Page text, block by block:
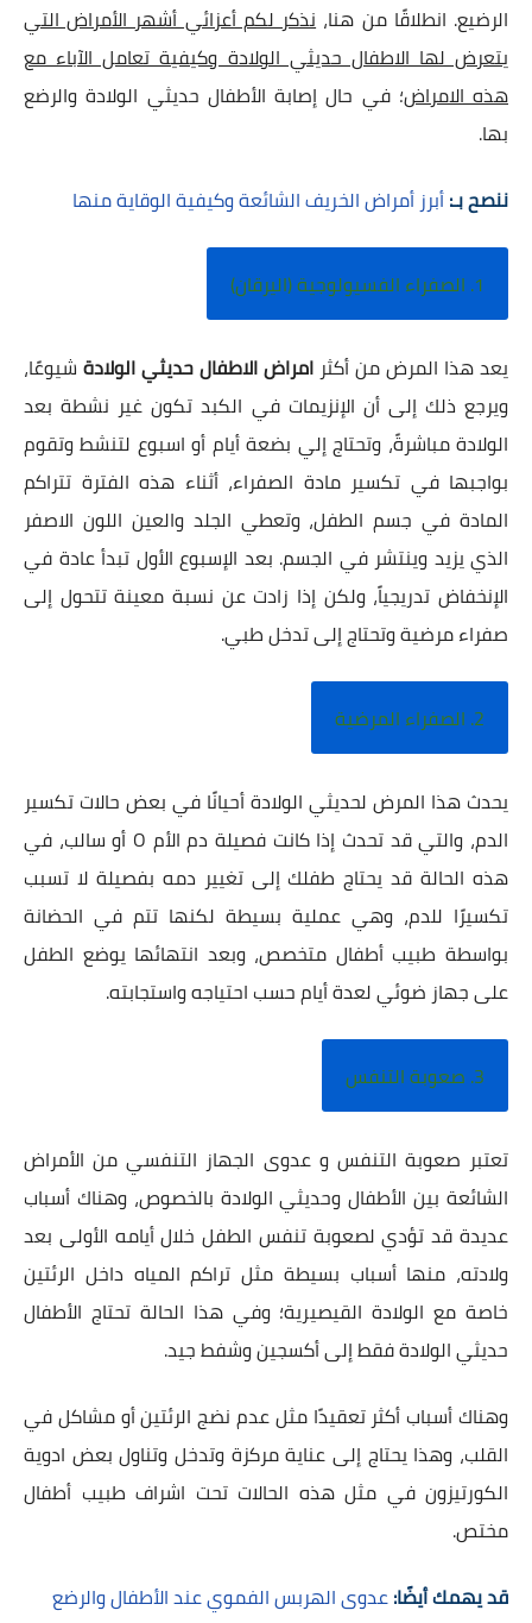
الرضيع. انطلاقًا من هنا،نذكر لكم أعزائي أشهر الأمراض التي
يتعرض لها الاطفال حديثي الولادة وكيفية تعامل الآباء مع
هذه الامراض؛ في حال إصابة الأطفال حديثي الولادة والرضع
بها.
ننصح بـ:أبرز أمراض الخريف الشائعة وكيفية الوقاية منها
1. الصفراء الفسيولوجية (اليرقان)
يعد هذا المرض من أكثر امراض الاطفال حديثي الولادة شيوعًا،
ويرجع ذلك إلى أن الإنزيمات في الكبد تكون غير نشطة بعد
الولادة مباشرةً، وتحتاج إلي بضعة أيام أو اسبوع لتنشط وتقوم
بواجبها في تكسير مادة الصفراء، أثناء هذه الفترة تتراكم
المادة في جسم الطفل، وتعطي الجلد والعين اللون الاصفر
الذي يزيد وينتشر في الجسم. بعد الإسبوع الأول تبدأ عادة في
الإنخفاض تدريجياً، ولكن إذا زادت عن نسبة معينة تتحول إلى
صفراء مرضية وتحتاج إلى تدخل طبي.
2. الصفراء المرضية
يحدث هذا المرض لحديثي الولادة أحيانًا في بعض حالات تكسير
الدم، والتي قد تحدث إذا كانت فصيلة دم الأم O أو سالب، في
هذه الحالة قد يحتاج طفلك إلى تغيير دمه بفصيلة لا تسبب
تكسيرًا للدم، وهي عملية بسيطة لكنها تتم في الحضانة
بواسطة طبيب أطفال متخصص، وبعد انتهائها يوضع الطفل
على جهاز ضوئي لعدة أيام حسب احتياجه واستجابته.
3. صعوبة التنفس
تعتبر صعوبة التنفس و عدوى الجهاز التنفسي من الأمراض
الشائعة بين الأطفال وحديثي الولادة بالخصوص، وهناك أسباب
عديدة قد تؤدي لصعوبة تنفس الطفل خلال أيامه الأولى بعد
ولادته، منها أسباب بسيطة مثل تراكم المياه داخل الرئتين
خاصة مع الولادة القيصيرية؛ وفي هذا الحالة تحتاج الأطفال
حديثي الولادة فقط إلى أكسجين وشفط جيد.
وهناك أسباب أكثر تعقيدًا مثل عدم نضج الرئتين أو مشاكل في
القلب، وهذا يحتاج إلى عناية مركزة وتدخل وتناول بعض ادوية
الكورتيزون في مثل هذه الحالات تحت اشراف طبيب أطفال
مختص.
قد يهمك أيضًا:عدوى الهربس الفموي عند الأطفال والرضع